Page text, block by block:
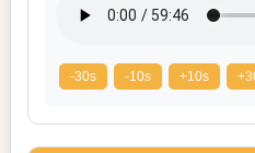
-30s -10s +10s